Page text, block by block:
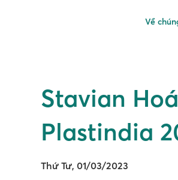
Về
Stavian
Plastindia
Thứ Tư, 01/03/2023